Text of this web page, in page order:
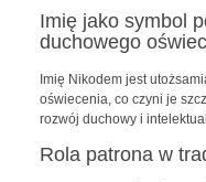
Imię jako symbol
duchowego
Imię Nikodem jest
oświecenia, co czyni je
rozwój duchowy i
Rola patrona w